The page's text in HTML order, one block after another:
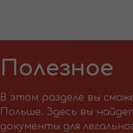
Полезное
В этом разделе вы
Польше. Здесь вы
документы для